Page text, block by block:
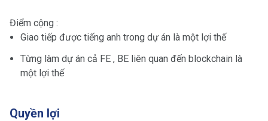
Điểm cộng :
Giao tiếp được tiếng anh trong dự án là một lợi thế
Từng làm dự án cả FE , BE liên quan đến blockchain là
một lợi thế
Quyền lợi